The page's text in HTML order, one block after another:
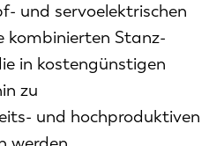
und servoelektrischen
kombinierten Stanz-
in kostengünstigen
zu
und hochproduktiven